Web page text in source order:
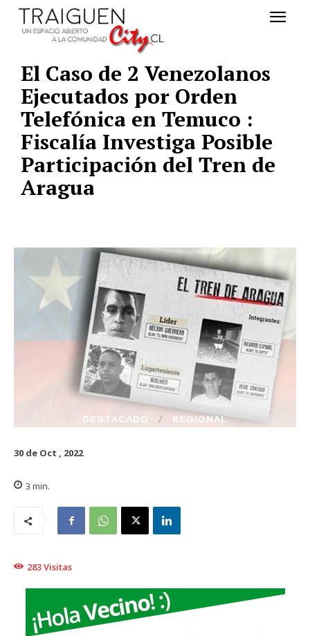
El Caso de 2 Venezolanos
Ejecutados por Orden
Telefónica en Temuco :
Fiscalía Investiga Posible
Participación del Tren de
Aragua
DESTACADO REGIONAL
30 de Oct , 2022
3 min.
283Visitas